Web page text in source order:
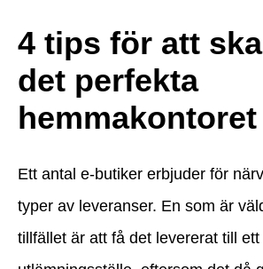
4 tips för att
det perfekta
hemmakontoret
Ett antal e-butiker erbjuder för
typer av leveranser. En som är
tillfället är att få det levererat till ett